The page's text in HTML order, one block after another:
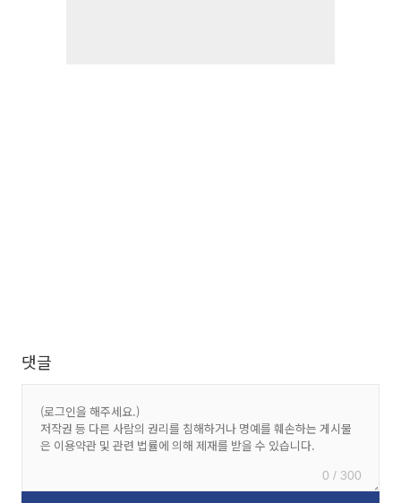
댓글
0 / 300